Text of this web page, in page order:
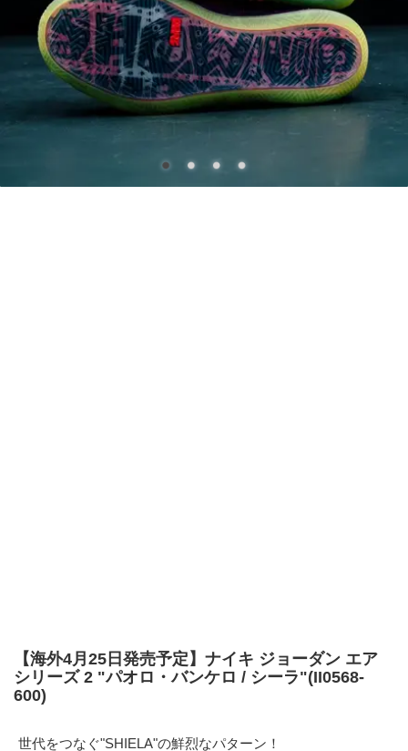
【海外4月25日発売予定】ナイキ ジョーダン エア
シリーズ 2 "パオロ・バンケロ / シーラ"(II0568-
600)
世代をつなぐ"SHIELA"の鮮烈なパターン！